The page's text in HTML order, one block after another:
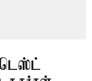
டெஸ்ட்